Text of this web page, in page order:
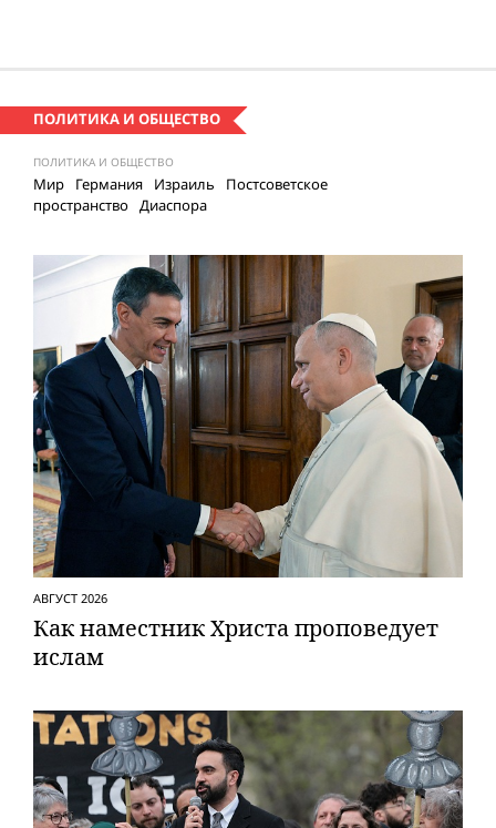
ПОЛИТИКА И ОБЩЕСТВО
ПОЛИТИКА И ОБЩЕСТВО
Мир Германия Израиль
Постсоветское
пространство Диаспора
АВГУСТ 2026
Как наместник Христа проповедует
ислам